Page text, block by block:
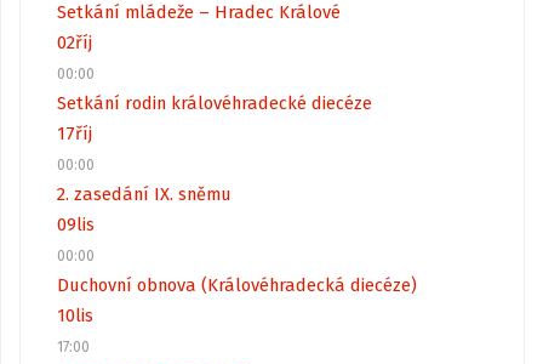
Setkání mládeže – Hradec Králové
02říj
00:00
Setkání rodin královéhradecké diecéze
17říj
00:00
2. zasedání IX. sněmu
09lis
00:00
Duchovní obnova (Královéhradecká diecéze)
10lis
17:00